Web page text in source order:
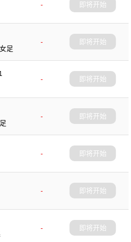
-
即将开始
-
足
即将开始
-
即将开始
-
即将开始
-
即将开始
-
即将开始
-
即将开始